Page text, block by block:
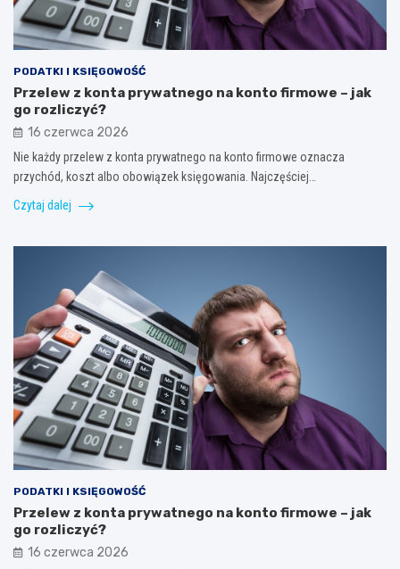
PODATKI I KSIĘGOWOŚĆ
Przelew z konta prywatnego na konto firmowe – jak
go rozliczyć?
16 czerwca 2026
Nie każdy przelew z konta prywatnego na konto firmowe oznacza
przychód, koszt albo obowiązek księgowania. Najczęściej…
Czytaj dalej
PODATKI I KSIĘGOWOŚĆ
Przelew z konta prywatnego na konto firmowe – jak
go rozliczyć?
16 czerwca 2026